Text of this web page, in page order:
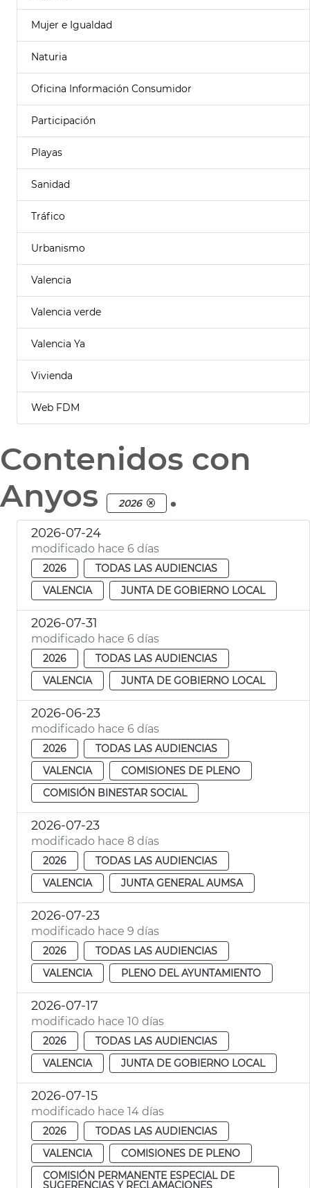
Mujer e Igualdad
Naturia
Oficina Información Consumidor
Participación
Playas
Sanidad
Tráfico
Urbanismo
Valencia
Valencia verde
Valencia Ya
Vivienda
Web FDM
Contenidos con
Anyos
2026 .
2026-07-24
modificado hace 6 días
2026
TODAS LAS AUDIENCIAS
VALENCIA
JUNTA DE GOBIERNO LOCAL
2026-07-31
modificado hace 6 días
2026
TODAS LAS AUDIENCIAS
VALENCIA
JUNTA DE GOBIERNO LOCAL
2026-06-23
modificado hace 6 días
2026
TODAS LAS AUDIENCIAS
VALENCIA
COMISIONES DE PLENO
COMISIÓN BINESTAR SOCIAL
2026-07-23
modificado hace 8 días
2026
TODAS LAS AUDIENCIAS
VALENCIA
JUNTA GENERAL AUMSA
2026-07-23
modificado hace 9 días
2026
TODAS LAS AUDIENCIAS
VALENCIA
PLENO DEL AYUNTAMIENTO
2026-07-17
modificado hace 10 días
2026
TODAS LAS AUDIENCIAS
VALENCIA
JUNTA DE GOBIERNO LOCAL
2026-07-15
modificado hace 14 días
2026
TODAS LAS AUDIENCIAS
VALENCIA
COMISIONES DE PLENO
COMISIÓN PERMANENTE ESPECIAL DE
SUGERENCIAS Y RECLAMACIONES